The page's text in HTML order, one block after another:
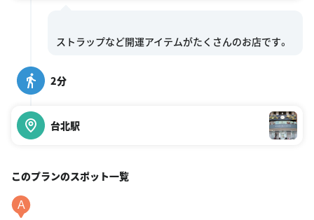
2分
台北駅
このプランのスポット一覧
A